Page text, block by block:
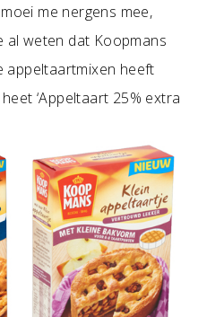
me nergens mee,
al weten dat Koopmans
appeltaartmixen heeft
‘Appeltaart 25% extra